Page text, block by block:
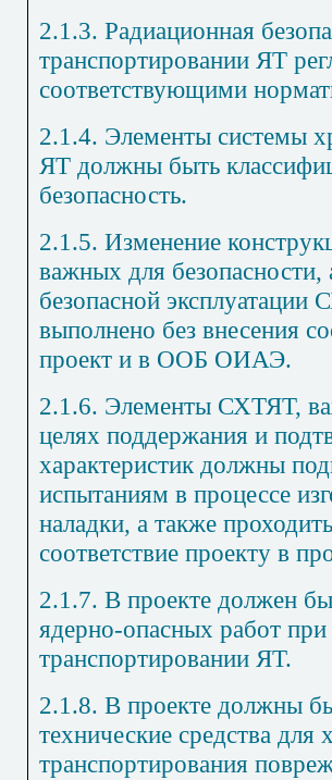
2.1.3. Радиационная
транспортировании ЯТ
соответствующими
2.1.4. Элементы системы
ЯТ должны быть
безопасность.
2.1.5. Изменение
важных для безопасности,
безопасной
выполнено без внесения
проект и в ООБ ОИАЭ.
2.1.6. Элементы СХТЯТ,
целях поддержания и
характеристик должны
испытаниям в процессе
наладки, а также
соответствие проекту в
2.1.7. В проекте должен
ядерно-опасных работ
транспортировании ЯТ.
2.1.8. В проекте должны
технические средства для
транспортирования